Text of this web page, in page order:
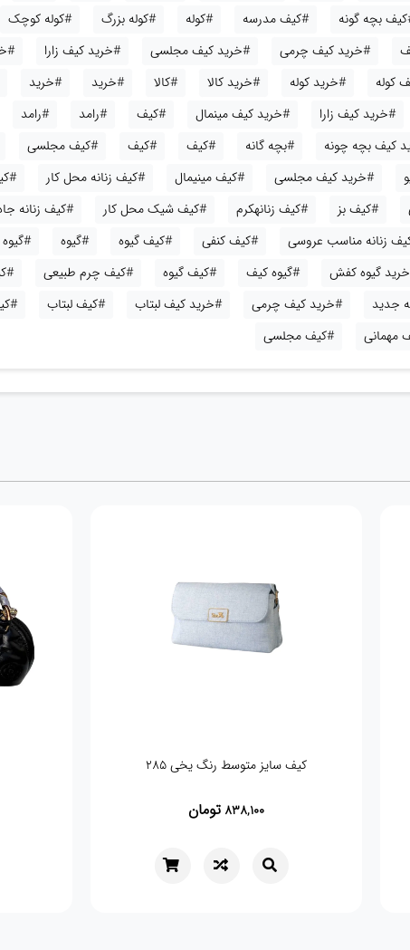
بچه گونه #کیف مدرسه #کوله #کوله بزرگ #کوله کوچک
#خرید کیف چرمی #خرید کیف مجلسی #خرید کیف زارا
کوله #خرید کوله #خرید کالا #کالا #خرید #خرید
#خرید کیف زارا #خرید کیف مینمال #کیف #رامد #رامد
کیف بچه چونه #بچه گانه #کیف #کیف #کیف مجلسی
#خرید کیف مجلسی #کیف مینیمال #کیف زنانه محل کار
#کیف بز #کیف زنانهکرم #کیف شیک محل کار #کیف زنانه
زنانه مناسب عروسی #کیف کنفی #کیف گیوه #گیوه #گیوه
گیوه کفش #گیوه کیف #کیف گیوه #کیف چرم طبیعی
جدید #خرید کیف چرمی #خرید کیف لبتاب #کیف لبتاب
مهمانی #کیف مجلسی
کیف سایز متوسط رنگ یخی 285
838,100 تومان